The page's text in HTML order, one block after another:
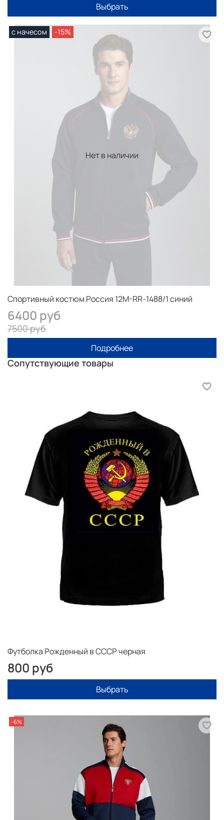
Выбрать
Нет в наличии
с начесом -15%
Спортивный костюм Россия 12M-RR-1488/1 синий
6400 руб
7500 руб
Подробнее
Сопутствующие товары
Футболка Рожденный в СССР черная
800 руб
Выбрать
-6%